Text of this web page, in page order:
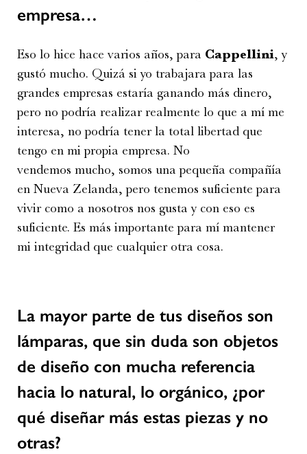
empresa…
Eso lo hice hace varios años, para Cappellini, y
gustó mucho. Quizá si yo trabajara para las
grandes empresas estaría ganando más dinero,
pero no podría realizar realmente lo que a mí me
interesa, no podría tener la total libertad que
tengo en mi propia empresa. No
vendemos mucho, somos una pequeña compañía
en Nueva Zelanda, pero tenemos suficiente para
vivir como a nosotros nos gusta y con eso es
suficiente. Es más importante para mí mantener
mi integridad que cualquier otra cosa.
La mayor parte de tus diseños son
lámparas, que sin duda son objetos
de diseño con mucha referencia
hacia lo natural, lo orgánico, ¿por
qué diseñar más estas piezas y no
otras?